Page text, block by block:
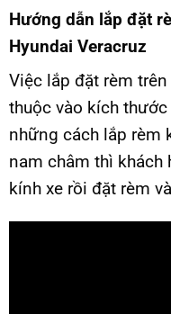
Hướng dẫn lắp đặt
Hyundai Veracruz
Việc lắp đặt rèm
thuộc vào kích
những cách lắp rèm
nam châm thì khách
kính xe rồi đặt rèm